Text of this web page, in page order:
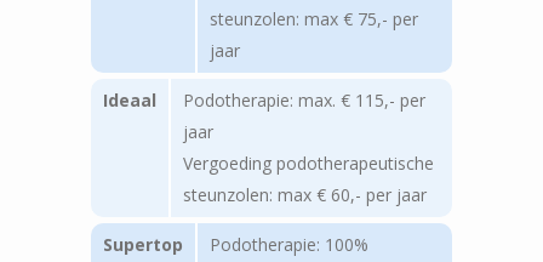
steunzolen: max € 75,- per
jaar
Ideaal
Podotherapie: max. € 115,- per
jaar
Vergoeding podotherapeutische
steunzolen: max € 60,- per jaar
Supertop
Podotherapie: 100%